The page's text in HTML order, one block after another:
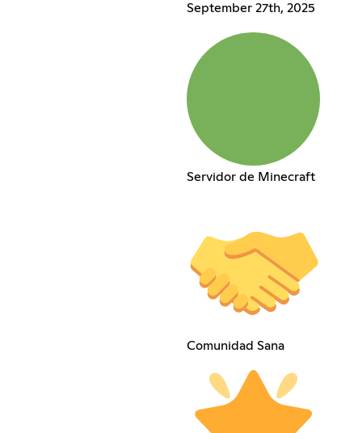
September 27th, 2025
Servidor de Minecraft
Comunidad Sana